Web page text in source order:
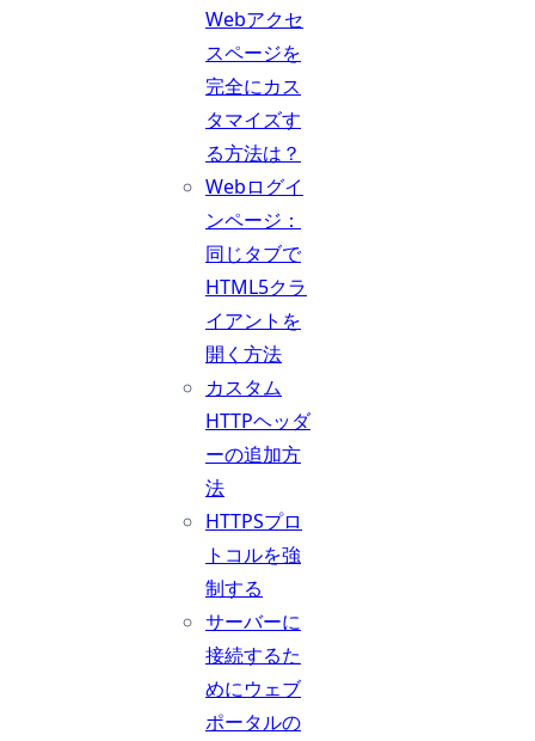
Webアクセ
スページを
完全にカス
タマイズす
る方法は？
Webログイ
ンページ：
同じタブで
HTML5クラ
イアントを
開く方法
カスタム
HTTPヘッダ
ーの追加方
法
HTTPSプロ
トコルを強
制する
サーバーに
接続するた
めにウェブ
ポータルの